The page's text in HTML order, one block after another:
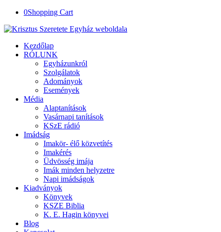
0Shopping Cart
Kezdőlap
RÓLUNK
Egyházunkról
Szolgálatok
Adományok
Események
Média
Alaptanítások
Vasárnapi tanítások
KSzE rádió
Imádság
Imakör- élő közvetítés
Imakérés
Üdvösség imája
Imák minden helyzetre
Napi imádságok
Kiadványok
Könyvek
KSZE Biblia
K. E. Hagin könyvei
Blog